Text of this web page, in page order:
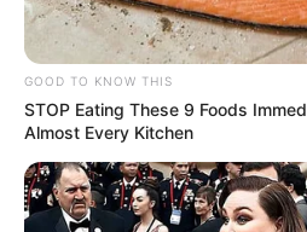
GOOD TO KNOW THIS
STOP Eating These 9 Foods
Almost Every Kitchen